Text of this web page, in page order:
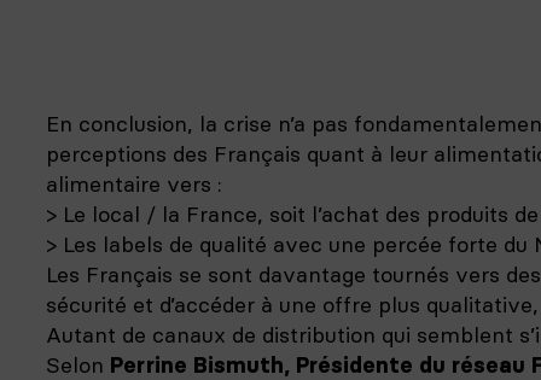
En conclusion, la crise n’a pas
perceptions des Français quant à leur
alimentaire vers :
> Le local / la France, soit l’achat des produits
> Les labels de qualité avec une percée forte du
Les Français se sont davantage tournés vers
sécurité et d’accéder à une offre plus
Autant de canaux de distribution qui semblent
Selon Perrine Bismuth, Présidente du réseau